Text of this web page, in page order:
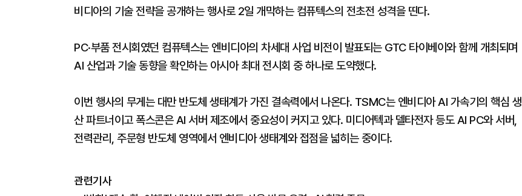
비디아의 기술 전략을 공개하는 행사로 2일 개막하는 컴퓨텍스의 전초전 성격을 띤다.
PC·부품 전시회였던 컴퓨텍스는 엔비디아의 차세대 사업 비전이 발표되는 GTC 타이베이와 함께 개최되며
AI 산업과 기술 동향을 확인하는 아시아 최대 전시회 중 하나로 도약했다.
이번 행사의 무게는 대만 반도체 생태계가 가진 결속력에서 나온다. TSMC는 엔비디아 AI 가속기의 핵심 생
산 파트너이고 폭스콘은 AI 서버 제조에서 중요성이 커지고 있다. 미디어텍과 델타전자 등도 AI PC와 서버,
전력관리, 주문형 반도체 영역에서 엔비디아 생태계와 접점을 넓히는 중이다.
관련기사